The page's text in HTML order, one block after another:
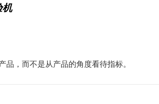
机
，而不是从产品的角度看待指标。